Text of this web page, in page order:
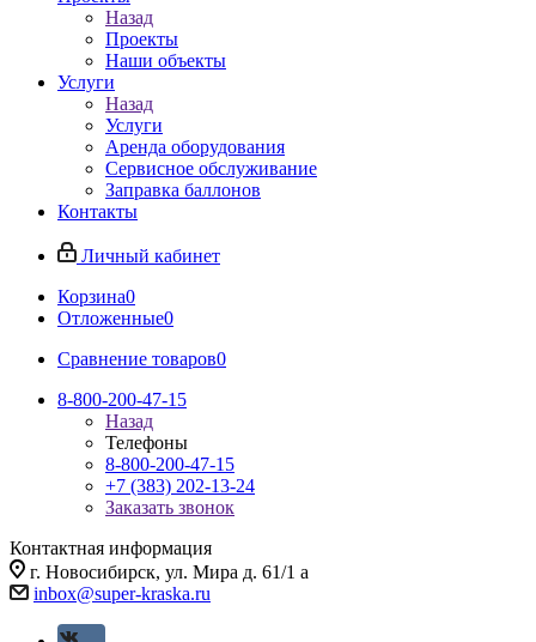
Назад
Проекты
Наши объекты
Услуги
Назад
Услуги
Аренда оборудования
Сервисное обслуживание
Заправка баллонов
Контакты
Личный кабинет
Корзина0
Отложенные0
Сравнение товаров0
8-800-200-47-15
Назад
Телефоны
8-800-200-47-15
+7 (383) 202-13-24
Заказать звонок
Контактная информация
г. Новосибирск, ул. Мира д. 61/1 а
inbox@super-kraska.ru